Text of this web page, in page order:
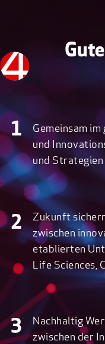
1
Gemeinsam
und
und
2
Zukunft
zwischen
etablierten
Life Sciences,
3
Nachhaltig
zwischen der